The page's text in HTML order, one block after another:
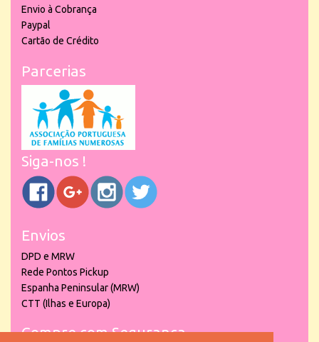
Envio à Cobrança
Paypal
Cartão de Crédito
Parcerias
Siga-nos !
Envios
DPD e MRW
Rede Pontos Pickup
Espanha Peninsular (MRW)
CTT (Ilhas e Europa)
Compre com Segurança